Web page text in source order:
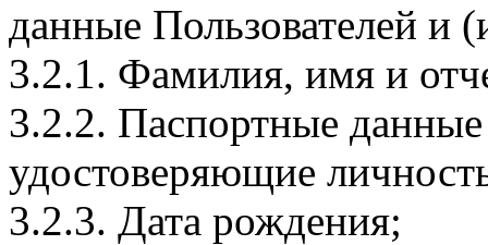
данные Пользователей и
3.2.1. Фамилия, имя и
3.2.2. Паспортные
удостоверяющие
3.2.3. Дата рождения;